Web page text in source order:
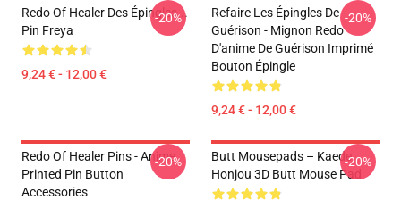
Redo Of Healer Des Épingles...
Pin Freya
9,24 € - 12,00 €
-20%
Refaire Les Épingles De
Guérison - Mignon Redo
D'anime De Guérison Imprimé
Bouton Épingle
9,24 € - 12,00 €
-20%
Redo Of Healer Pins - Anime
Printed Pin Button
Accessories
-20%
Butt Mousepads – Kaede
Honjou 3D Butt Mouse Pad
-20%